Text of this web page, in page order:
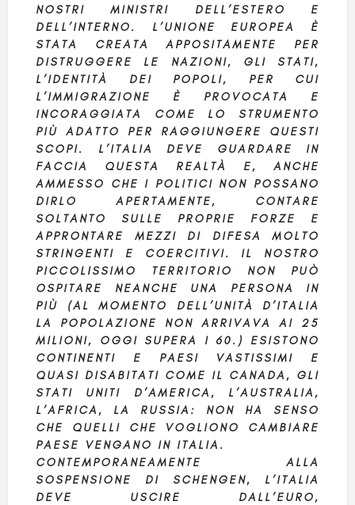
NOSTRI MINISTRI DELL’ESTERO E
DELL’INTERNO. L’UNIONE EUROPEA È
STATA CREATA APPOSITAMENTE PER
DISTRUGGERE LE NAZIONI, GLI STATI,
L’IDENTITÀ DEI POPOLI, PER CUI
L’IMMIGRAZIONE È PROVOCATA E
INCORAGGIATA COME LO STRUMENTO
PIÙ ADATTO PER RAGGIUNGERE QUESTI
SCOPI. L’ITALIA DEVE GUARDARE IN
FACCIA QUESTA REALTÀ E, ANCHE
AMMESSO CHE I POLITICI NON POSSANO
DIRLO APERTAMENTE, CONTARE
SOLTANTO SULLE PROPRIE FORZE E
APPRONTARE MEZZI DI DIFESA MOLTO
STRINGENTI E COERCITIVI. IL NOSTRO
PICCOLISSIMO TERRITORIO NON PUÒ
OSPITARE NEANCHE UNA PERSONA IN
PIÙ (AL MOMENTO DELL’UNITÀ D’ITALIA
LA POPOLAZIONE NON ARRIVAVA AI 25
MILIONI, OGGI SUPERA I 60.) ESISTONO
CONTINENTI E PAESI VASTISSIMI E
QUASI DISABITATI COME IL CANADA, GLI
STATI UNITI D’AMERICA, L’AUSTRALIA,
L’AFRICA, LA RUSSIA: NON HA SENSO
CHE QUELLI CHE VOGLIONO CAMBIARE
PAESE VENGANO IN ITALIA.
CONTEMPORANEAMENTE ALLA
SOSPENSIONE DI SCHENGEN, L’ITALIA
DEVE USCIRE DALL’EURO,